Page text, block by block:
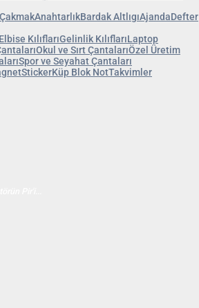
ÇakmakAnahtarlıkBardak AltlıgıAjandaDefter
Elbise KılıflarıGelinlik KılıflarıLaptop
Okul ve Sırt ÇantalarıÖzel Üretim
Spor ve Seyahat Çantaları
StickerKüp Blok NotTakvimler